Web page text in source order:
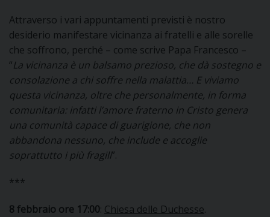
Attraverso i vari appuntamenti previsti è nostro
desiderio manifestare vicinanza ai fratelli e alle sorelle
che soffrono, perché – come scrive Papa Francesco –
“La vicinanza è un balsamo prezioso, che dà sostegno e
consolazione a chi soffre nella malattia… E viviamo
questa vicinanza, oltre che personalmente, in forma
comunitaria: infatti l’amore fraterno in Cristo genera
una comunità capace di guarigione, che non
abbandona nessuno, che include e accoglie
soprattutto i più fragili”.
***
8 febbraio ore 17:00: Chiesa delle Duchesse.